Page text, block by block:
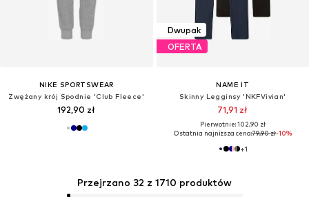
NIKE SPORTSWEAR
Zwężany krój Spodnie 'Club Fleece'
192,90 zł
Dwupak
OFERTA
NAME IT
Skinny Legginsy 'NKFVivian'
71,91 zł
Pierwotnie: 102,90 zł
Ostatnia najniższa cena:79,90 zł-10%
+1
Przejrzano 32 z 1710 produktów